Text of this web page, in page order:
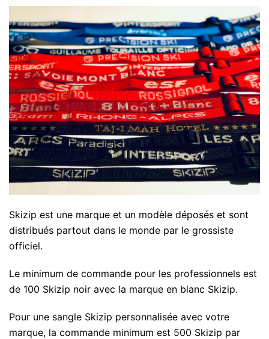
Skizip est une marque et un modèle déposés et sont
distribués partout dans le monde par le grossiste
officiel.
Le minimum de commande pour les professionnels est
de 100 Skizip noir avec la marque en blanc Skizip.
Pour une sangle Skizip personnalisée avec votre
marque, la commande minimum est 500 Skizip par